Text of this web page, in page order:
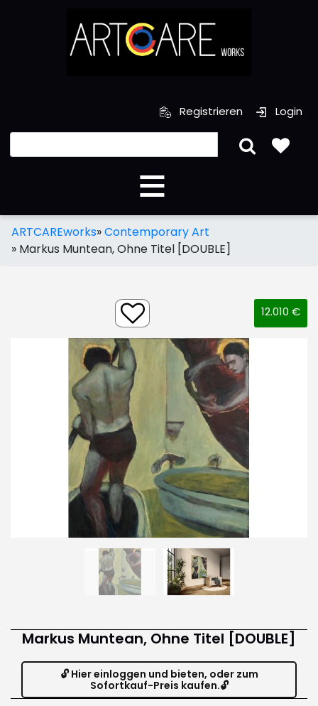
Registrieren Login
ARTCAREworks»Contemporary Art
» Markus Muntean, Ohne Titel [DOUBLE]
12.010 €
Markus Muntean, Ohne Titel [DOUBLE]
🔓 Hier einloggen und bieten, oder zum
Sofortkauf-Preis kaufen.🔓